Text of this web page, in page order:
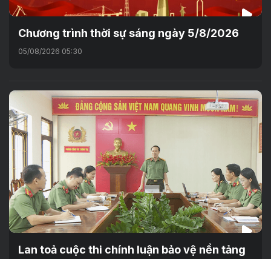
Chương trình thời sự sáng ngày 5/8/2026
05/08/2026 05:30
Lan toả cuộc thi chính luận bảo vệ nền tảng